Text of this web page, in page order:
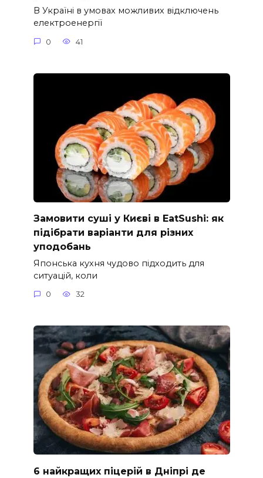
В Україні в умовах можливих відключень
електроенергії
0 41
Замовити суші у Києві в EatSushi: як
підібрати варіанти для різних
уподобань
Японська кухня чудово підходить для
ситуацій, коли
0 32
6 найкращих піцерій в Дніпрі де